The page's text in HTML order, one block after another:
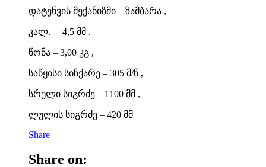
დატენვის მექანიზმი – ზამბარა ,
კალ. – 4,5 მმ ,
წონა – 3,00 კგ ,
საწყისი სიჩქარე – 305 მ/წ ,
სრული სიგრძე – 1100 მმ ,
ლულის სიგრძე – 420 მმ
Share
Share on: